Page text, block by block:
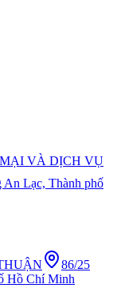
VÀ DỊCH VỤ
An Lạc, Thành phố
86/25
Hồ Chí Minh